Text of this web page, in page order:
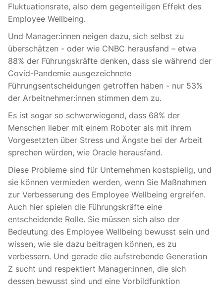
Fluktuationsrate, also dem gegenteiligen Effekt des
Employee Wellbeing.
Und Manager:innen neigen dazu, sich selbst zu
überschätzen - oder wie CNBC herausfand – etwa
88% der Führungskräfte denken, dass sie während der
Covid-Pandemie ausgezeichnete
Führungsentscheidungen getroffen haben - nur 53%
der Arbeitnehmer:innen stimmen dem zu.
Es ist sogar so schwerwiegend, dass 68% der
Menschen lieber mit einem Roboter als mit ihrem
Vorgesetzten über Stress und Ängste bei der Arbeit
sprechen würden, wie Oracle herausfand.
Diese Probleme sind für Unternehmen kostspielig, und
sie können vermieden werden, wenn Sie Maßnahmen
zur Verbesserung des Employee Wellbeing ergreifen.
Auch hier spielen die Führungskräfte eine
entscheidende Rolle. Sie müssen sich also der
Bedeutung des Employee Wellbeing bewusst sein und
wissen, wie sie dazu beitragen können, es zu
verbessern. Und gerade die aufstrebende Generation
Z sucht und respektiert Manager:innen, die sich
dessen bewusst sind und eine Vorbildfunktion